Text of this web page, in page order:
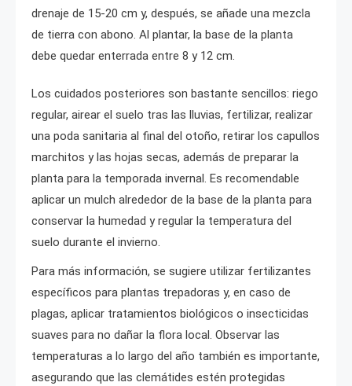
drenaje de 15-20 cm y, después, se añade una mezcla
de tierra con abono. Al plantar, la base de la planta
debe quedar enterrada entre 8 y 12 cm.
Los cuidados posteriores son bastante sencillos: riego
regular, airear el suelo tras las lluvias, fertilizar, realizar
una poda sanitaria al final del otoño, retirar los capullos
marchitos y las hojas secas, además de preparar la
planta para la temporada invernal. Es recomendable
aplicar un mulch alrededor de la base de la planta para
conservar la humedad y regular la temperatura del
suelo durante el invierno.
Para más información, se sugiere utilizar fertilizantes
específicos para plantas trepadoras y, en caso de
plagas, aplicar tratamientos biológicos o insecticidas
suaves para no dañar la flora local. Observar las
temperaturas a lo largo del año también es importante,
asegurando que las clemátides estén protegidas